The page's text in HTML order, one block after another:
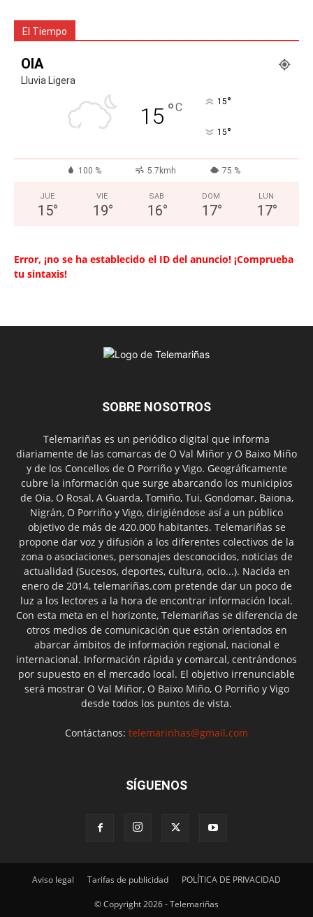
El Tiempo
OIA
Lluvia Ligera
15 °C 15°
15°
100 % 5.7kmh 75 %
JUE
15°
VIE
19°
SAB
16°
DOM
17°
LUN
17°
Error, ¡no se ha establecido el ID del anuncio! ¡Comprueba
tu sintaxis!
SOBRE NOSOTROS
Telemariñas es un periódico digital que informa
diariamente de las comarcas de O Val Miñor y O Baixo Miño
y de los Concellos de O Porriño y Vigo. Geográficamente
cubre la información que surge abarcando los municipios
de Oia, O Rosal, A Guarda, Tomiño, Tui, Gondomar, Baiona,
Nigrán, O Porriño y Vigo, dirigiéndose así a un público
objetivo de más de 420.000 habitantes. Telemariñas se
propone dar voz y difusión a los diferentes colectivos de la
zona o asociaciones, personajes desconocidos, noticias de
actualidad (Sucesos, deportes, cultura, ocio...). Nacida en
enero de 2014, telemariñas.com pretende dar un poco de
luz a los lectores a la hora de encontrar información local.
Con esta meta en el horizonte, Telemariñas se diferencia de
otros medios de comunicación que están orientados en
abarcar ámbitos de información regional, nacional e
internacional. Información rápida y comarcal, centrándonos
por supuesto en el mercado local. El objetivo irrenunciable
será mostrar O Val Miñor, O Baixo Miño, O Porriño y Vigo
desde todos los puntos de vista.
Contáctanos: telemarinhas@gmail.com
SÍGUENOS
Aviso legal Tarifas de publicidad POLÍTICA DE PRIVACIDAD
© Copyright 2026 - Telemariñas